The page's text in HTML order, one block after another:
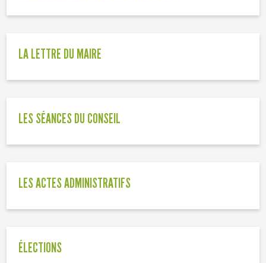
LA LETTRE DU MAIRE
LES SÉANCES DU CONSEIL
LES ACTES ADMINISTRATIFS
ÉLECTIONS